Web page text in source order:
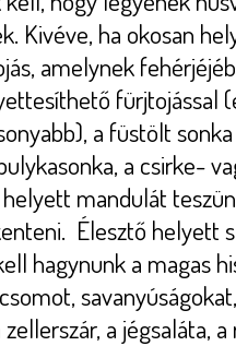
Kivéve, ha okosan
amelynek
fürjtojással
a füstölt
a csirke-
mandulát
Élesztő helyett
hagynunk a magas
a jégsaláta,